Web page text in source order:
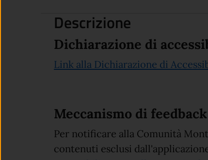
Descrizione
Dichiarazione di
Link alla Dichiarazione di
Meccanismo di feedback
Per notificare alla Comunità
contenuti esclusi